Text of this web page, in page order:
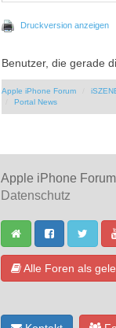
Druckversion anzeigen
Benutzer, die gerade
Apple iPhone Forum
Portal News
Apple iPhone
Datenschutz
Alle Foren als